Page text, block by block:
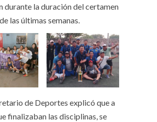
durante la duración del certamen
las últimas semanas.
de Deportes explicó que a
finalizaban las disciplinas, se